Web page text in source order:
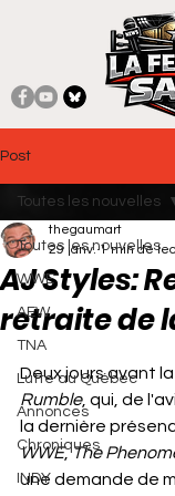
Post
Toutes les nouvelles
WWE
AEW
TNA
Lutte au Québec
Annonces
Chroniques
INDY
Toutes les nouvelles
AJ Styles:
retraite de
thegaumart
29 janv. 1 min de
Deux jours avant
Rumble, qui, de
la dernière
WWE, The
une demande de